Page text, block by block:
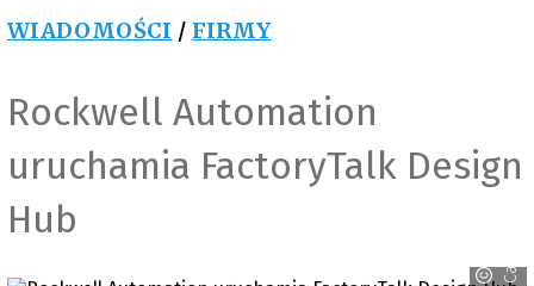
WIADOMOŚCI / FIRMY
Rockwell Automation
uruchamia FactoryTalk Design
Hub
Canva